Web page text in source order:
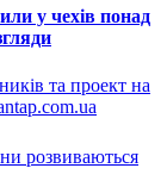
у чехів понад
та проект на
розвиваються